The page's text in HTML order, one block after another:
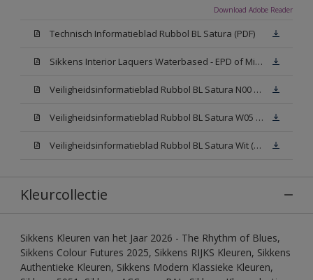
Download Adobe Reader
Technisch Informatieblad Rubbol BL Satura (PDF)
Sikkens Interior Laquers Waterbased - EPD of Milieuproductverklaring
Veiligheidsinformatieblad Rubbol BL Satura N00 (MSDS)
Veiligheidsinformatieblad Rubbol BL Satura W05 (MSDS)
Veiligheidsinformatieblad Rubbol BL Satura Wit (MSDS)
Kleurcollectie
Sikkens Kleuren van het Jaar 2026 - The Rhythm of Blues,
Sikkens Colour Futures 2025, Sikkens RIJKS Kleuren, Sikkens
Authentieke Kleuren, Sikkens Modern Klassieke Kleuren,